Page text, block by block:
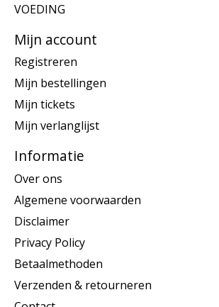
VOEDING
Mijn account
Registreren
Mijn bestellingen
Mijn tickets
Mijn verlanglijst
Informatie
Over ons
Algemene voorwaarden
Disclaimer
Privacy Policy
Betaalmethoden
Verzenden & retourneren